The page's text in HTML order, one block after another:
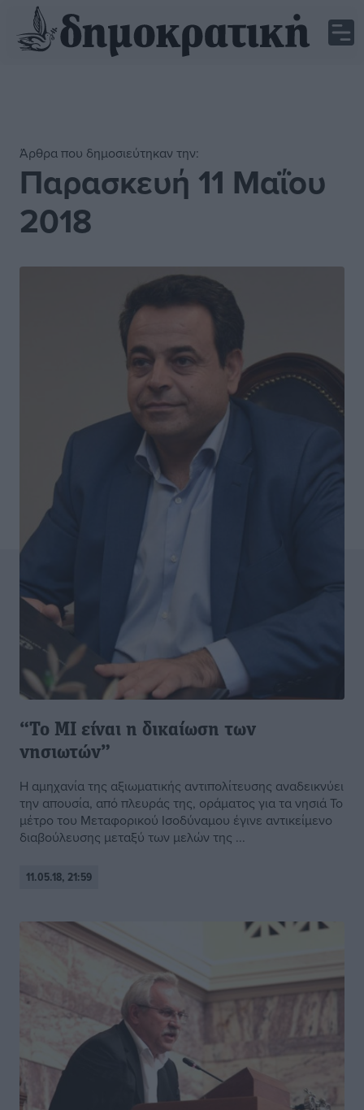
Άρθρα που δημοσιεύτηκαν την:
Παρασκευή 11 Μαΐου
2018
“Το ΜΙ είναι η δικαίωση των
νησιωτών”
Η αμηχανία της αξιωματικής αντιπολίτευσης αναδεικνύει
την απουσία, από πλευράς της, οράματος για τα νησιά Το
μέτρο του Μεταφορικού Ισοδύναμου έγινε αντικείμενο
διαβούλευσης μεταξύ των μελών της ...
11.05.18, 21:59